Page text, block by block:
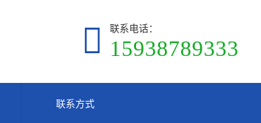
联系电话：
15938789333
联系方式